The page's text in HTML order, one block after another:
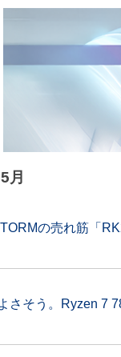
月
の売れ筋「
さそう。Ryzen 7